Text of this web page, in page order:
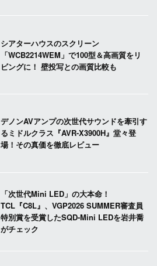
シアターハウスのスクリーン
「WCB2214WEM」で100型＆高画質をリ
ビングに！ 壁投写との画質比較も
デノンAVアンプの次世代サウンドを牽引す
るミドルクラス『AVR-X3900H』堂々登
場！その真価を徹底レビュー
「次世代Mini LED」の大本命！
TCL『C8L』、VGP2026 SUMMER審査員
特別賞を受賞したSQD-Mini LEDを岩井喬
がチェック